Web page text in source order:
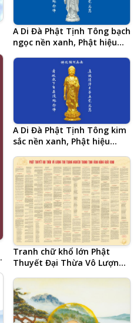
A Di Đà Phật Tịnh Tông bạch
ngọc nền xanh, Phật hiệu
đắc cả đời học Phật của Hòa
Thượng Tịnh Không, hình
Phật chất lượng cao, kích
thước lớn, ảnh chiều ngang
A Di Đà Phật Tịnh Tông kim
sắc nền xanh, Phật hiệu
đắc cả đời học Phật của Hòa
Thượng Tịnh Không, hình
Phật chất lượng cao, kích
thước lớn, ảnh chiều ngang
Tranh chữ khổ lớn Phật
Thuyết Đại Thừa Vô Lượng
Tịnh Bình Đẳng Giác Kinh
(Âm Hán Văn) do Lão Cư Sĩ
Hạ Liên Cư Hội Tập